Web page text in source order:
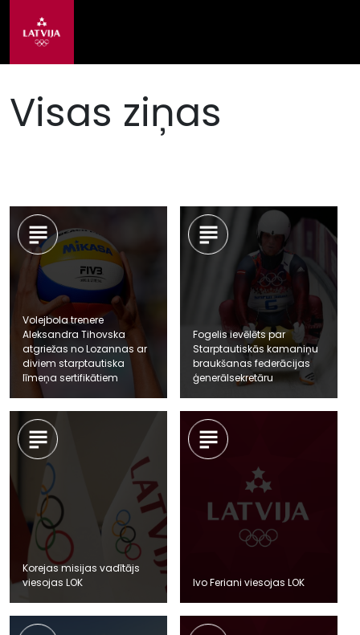
Visas ziņas
Volejbola trenere
Aleksandra Tihovska
atgriežas no Lozannas ar
diviem starptautiska
līmeņa sertifikātiem
Fogelis ievēlēts par
Starptautiskās kamaniņu
braukšanas federācijas
ģenerālsekretāru
Korejas misijas vadītājs
viesojas LOK
Ivo Feriani viesojas LOK